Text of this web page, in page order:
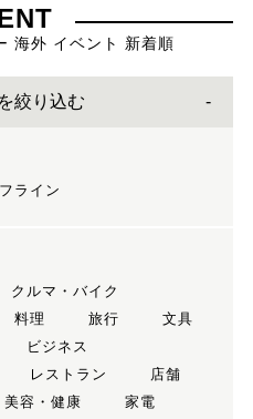
海外 イベント 新着順
絞り込む
ライン
クルマ・バイク
料理 旅行
文具
ビジネス
レストラン
店舗
美容・健康
家電